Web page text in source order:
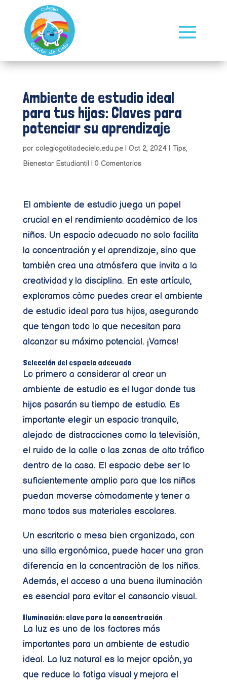
Ambiente de estudio ideal
para tus hijos: Claves para
potenciar su aprendizaje
por colegiogotitadecielo.edu.pe| Oct 2, 2024| Tips,
Bienestar Estudiantil
0 Comentarios
El ambiente de estudio juega un papel
crucial en el rendimiento académico de los
niños. Un espacio adecuado no solo facilita
la concentración y el aprendizaje, sino que
también crea una atmósfera que invita a la
creatividad y la disciplina. En este artículo,
exploramos cómo puedes crear el ambiente
de estudio ideal para tus hijos, asegurando
que tengan todo lo que necesitan para
alcanzar su máximo potencial. ¡Vamos!
Selección del espacio adecuado
Lo primero a considerar al crear un
ambiente de estudio es el lugar donde tus
hijos pasarán su tiempo de estudio. Es
importante elegir un espacio tranquilo,
alejado de distracciones como la televisión,
el ruido de la calle o las zonas de alto tráfico
dentro de la casa. El espacio debe ser lo
suficientemente amplio para que los niños
puedan moverse cómodamente y tener a
mano todos sus materiales escolares.
Un escritorio o mesa bien organizada, con
una silla ergonómica, puede hacer una gran
diferencia en la concentración de los niños.
Además, el acceso a una buena iluminación
es esencial para evitar el cansancio visual.
Iluminación: clave para la concentración
La luz es uno de los factores más
importantes para un ambiente de estudio
ideal. La luz natural es la mejor opción, ya
que reduce la fatiga visual y mejora el